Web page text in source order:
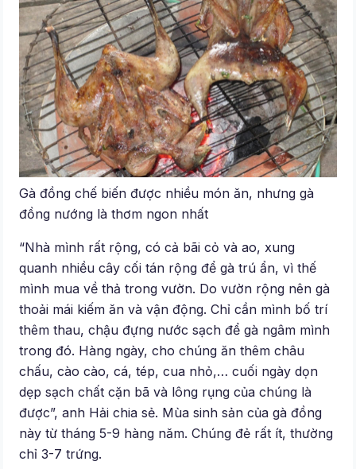
Gà đồng chế biến được nhiều món ăn, nhưng gà
đồng nướng là thơm ngon nhất
“Nhà mình rất rộng, có cả bãi cỏ và ao, xung
quanh nhiều cây cối tán rộng để gà trú ẩn, vì thế
mình mua về thả trong vườn. Do vườn rộng nên gà
thoải mái kiếm ăn và vận động. Chỉ cần mình bố trí
thêm thau, chậu đựng nước sạch để gà ngâm mình
trong đó. Hàng ngày, cho chúng ăn thêm châu
chấu, cào cào, cá, tép, cua nhỏ,… cuối ngày dọn
dẹp sạch chất cặn bã và lông rụng của chúng là
được”, anh Hải chia sẻ. Mùa sinh sản của gà đồng
này từ tháng 5-9 hàng năm. Chúng đẻ rất ít, thường
chỉ 3-7 trứng.